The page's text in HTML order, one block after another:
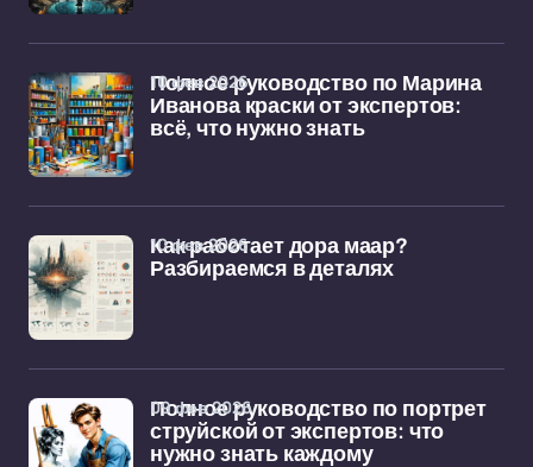
Полное руководство по Марина
Иванова краски от экспертов:
всё, что нужно знать
10 фев 2026
Как работает дора маар?
Разбираемся в деталях
10 фев 2026
Полное руководство по портрет
струйской от экспертов: что
нужно знать каждому
09 фев 2026